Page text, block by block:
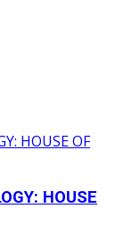
HOUSE